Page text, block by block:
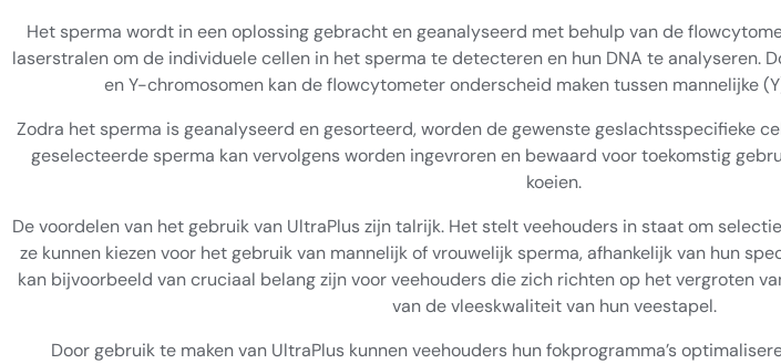
Het sperma wordt in een oplossing gebracht en geanalyseerd met behulp van de
laserstralen om de individuele cellen in het sperma te detecteren en hun DNA te analyseren.
en Y-chromosomen kan de flowcytometer onderscheid maken tussen mannelijke
Zodra het sperma is geanalyseerd en gesorteerd, worden de gewenste geslachtsspecifieke
geselecteerde sperma kan vervolgens worden ingevroren en bewaard voor toekomstig
koeien.
De voordelen van het gebruik van UltraPlus zijn talrijk. Het stelt veehouders in staat om
ze kunnen kiezen voor het gebruik van mannelijk of vrouwelijk sperma, afhankelijk van hun
kan bijvoorbeeld van cruciaal belang zijn voor veehouders die zich richten op het vergroten
van de vleeskwaliteit van hun veestapel.
Door gebruik te maken van UltraPlus kunnen veehouders hun fokprogramma’s